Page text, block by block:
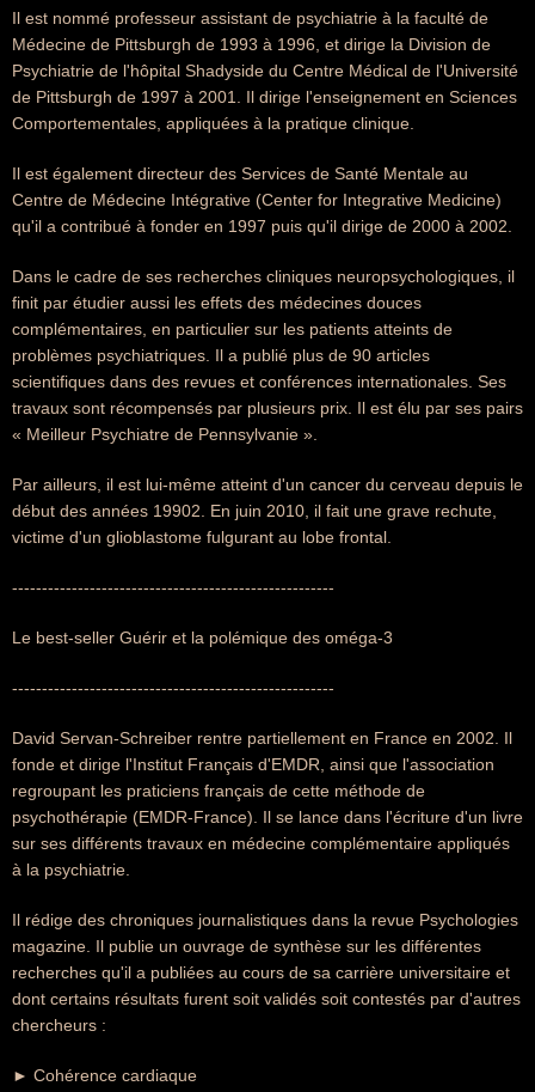
Il est nommé professeur assistant de psychiatrie à la faculté de
Médecine de Pittsburgh de 1993 à 1996, et dirige la Division de
Psychiatrie de l'hôpital Shadyside du Centre Médical de l'Université
de Pittsburgh de 1997 à 2001. Il dirige l'enseignement en Sciences
Comportementales, appliquées à la pratique clinique.
Il est également directeur des Services de Santé Mentale au
Centre de Médecine Intégrative (Center for Integrative Medicine)
qu'il a contribué à fonder en 1997 puis qu'il dirige de 2000 à 2002.
Dans le cadre de ses recherches cliniques neuropsychologiques, il
finit par étudier aussi les effets des médecines douces
complémentaires, en particulier sur les patients atteints de
problèmes psychiatriques. Il a publié plus de 90 articles
scientifiques dans des revues et conférences internationales. Ses
travaux sont récompensés par plusieurs prix. Il est élu par ses pairs
« Meilleur Psychiatre de Pennsylvanie ».
Par ailleurs, il est lui-même atteint d'un cancer du cerveau depuis le
début des années 19902. En juin 2010, il fait une grave rechute,
victime d'un glioblastome fulgurant au lobe frontal.
------------------------------------------------------
Le best-seller Guérir et la polémique des oméga-3
------------------------------------------------------
David Servan-Schreiber rentre partiellement en France en 2002. Il
fonde et dirige l'Institut Français d'EMDR, ainsi que l'association
regroupant les praticiens français de cette méthode de
psychothérapie (EMDR-France). Il se lance dans l'écriture d'un livre
sur ses différents travaux en médecine complémentaire appliqués
à la psychiatrie.
Il rédige des chroniques journalistiques dans la revue Psychologies
magazine. Il publie un ouvrage de synthèse sur les différentes
recherches qu'il a publiées au cours de sa carrière universitaire et
dont certains résultats furent soit validés soit contestés par d'autres
chercheurs :
► Cohérence cardiaque